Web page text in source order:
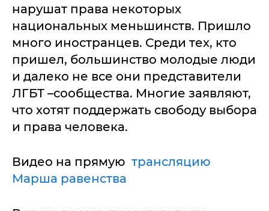
нарушат права некоторых
национальных меньшинств. Пришло
много иностранцев. Среди тех, кто
пришел, большинство молодые люди
и далеко не все они представители
ЛГБТ –сообщества. Многие заявляют,
что хотят поддержать свободу выбора
и права человека.
Видео на прямую трансляцию
Марша равенства